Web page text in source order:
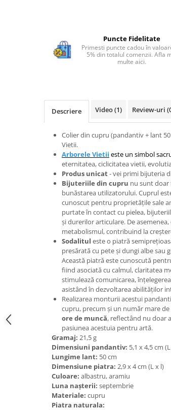
Bijuterii peridot
Bijuterii perle
Bijuterii rodocrozit
Bijuterii sidef si abalone
Bijuterii smarald
Bijuterii sodalit
Bijuterii tanzanit
Bijuterii turcoaz
Bijuterii turmaline
Bijuterii morganit
Puncte Fidelitate
Primesti puncte cadou în
5% din totalul comenzii. Afla
multe aici.
Descriere Video(1) Review-uri
Colier din cupru (pandantiv + lant
Vietii.
Arborele Vietii este un simbol
eternitatea, ciclicitatea vietii,
Produs unicat- vei primi bijuteria
Bijuteriile din cupru nu sunt doar
bunăstarea utilizatorului. Cuprul
cunoscut pentru proprietățile sale
purtate în contact cu pielea,
și durerilor articulare. De
metabolismul, contribuind la
Sodalitul este o piatră
presărată cu pete și dungi albe sau
Această piatră este cunoscută
fiind asociată cu calmul, claritatea
stimulează comunicarea,
asistând în dezvoltarea abilităților
Realizarea monturii acestui
cupru, precum și un număr mare
ore de muncă, reflectând nu doar
pasiunea acestuia pentru artă.
Gramaj: 21,5 g
Dimensiuni pandantiv: 5,1 x 4,5 cm
Lungime lant: 50 cm
Dimensiune piatra: 2,9 x 4 cm (L x l)
Culoare: albastru, aramiu
Luna nașterii: septembrie
Materiale: cupru
Piatra naturala: